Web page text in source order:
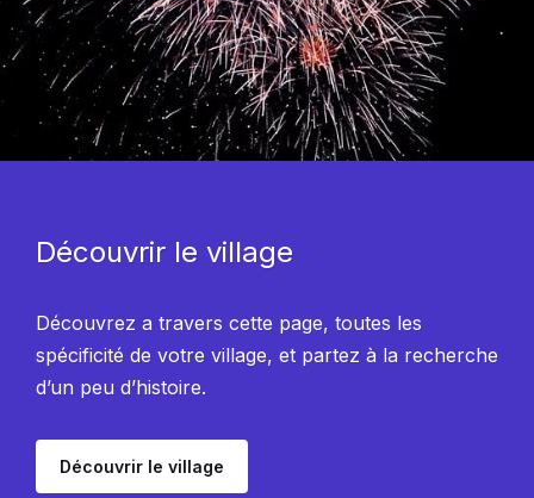
Découvrir le village
Découvrez a travers cette page, toutes les
spécificité de votre village, et partez à la recherche
d’un peu d’histoire.
Découvrir le village